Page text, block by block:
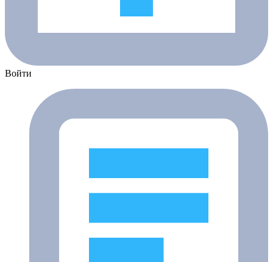
Войти